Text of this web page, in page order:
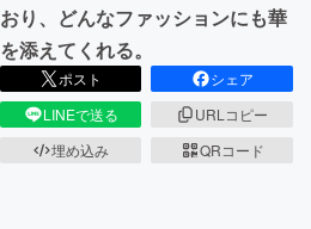
おり、どんなファッションにも華
を添えてくれる。
ポスト
シェア
LINEで送る
URLコピー
埋め込み
QRコード